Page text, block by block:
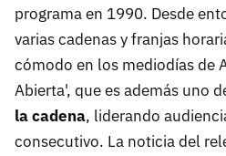
programa en 1990. Desde
varias cadenas y franjas
cómodo en los mediodías de
Abierta', que es además uno
la cadena, liderando
consecutivo. La noticia del